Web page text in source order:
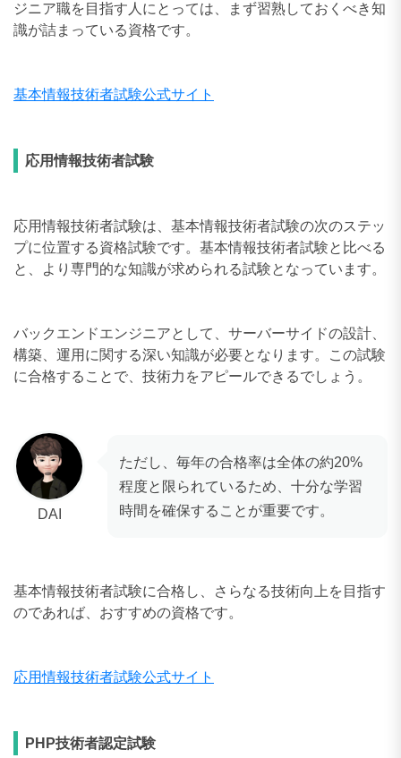
ジニア職を目指す人にとっては、まず習熟しておくべき知
識が詰まっている資格です。
基本情報技術者試験公式サイト
応用情報技術者試験
応用情報技術者試験は、基本情報技術者試験の次のステッ
プに位置する資格試験です。基本情報技術者試験と比べる
と、より専門的な知識が求められる試験となっています。
バックエンドエンジニアとして、サーバーサイドの設計、
構築、運用に関する深い知識が必要となります。この試験
に合格することで、技術力をアピールできるでしょう。
DAI
ただし、毎年の合格率は全体の約20%
程度と限られているため、十分な学習
時間を確保することが重要です。
基本情報技術者試験に合格し、さらなる技術向上を目指す
のであれば、おすすめの資格です。
応用情報技術者試験公式サイト
PHP技術者認定試験